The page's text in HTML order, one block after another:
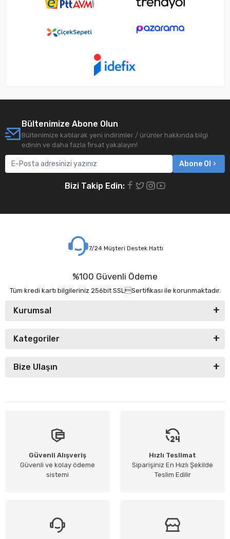
Bültenimize Abone Olun
Bültenimize katılarak yeni indirimler / ürünler hakkında bilgi
edinin ve daha fazla fırsat yakalayın!
Abone Ol
Bizi Takip Edin:
7/24 Müşteri Destek Hattı
%100 Güvenli Ödeme
Tüm kredi kartı bilgileriniz 256bit SSLSertifikası ile korunmaktadır.
Kurumsal
Kategoriler
Bize Ulaşın
Güvenli Alışveriş
Güvenli ve kolay ödeme
sistemi
Hızlı Teslimat
Siparişiniz En Hızlı Şekilde
Teslim Edilir